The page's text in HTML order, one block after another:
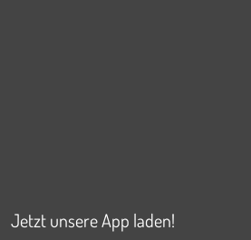
Jetzt unsere App laden!